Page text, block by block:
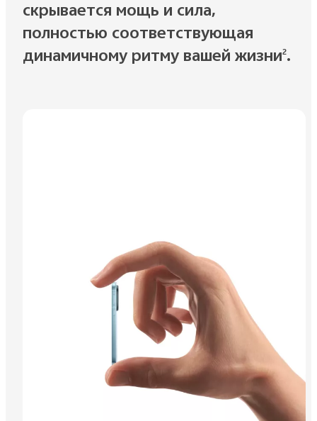
скрывается мощь и сила,
полностью соответствующая
динамичному ритму вашей жизни2.